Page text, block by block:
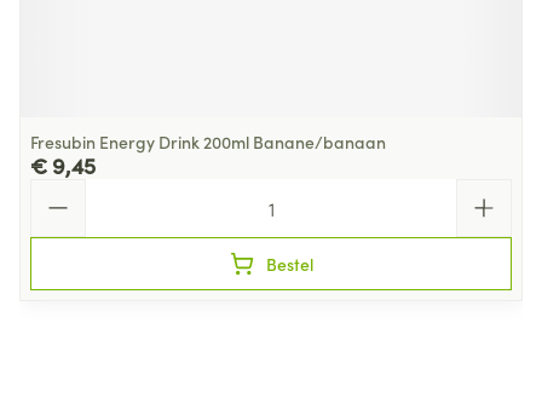
Fresubin Energy Drink 200ml Banane/banaan
€ 9,45
Bestel